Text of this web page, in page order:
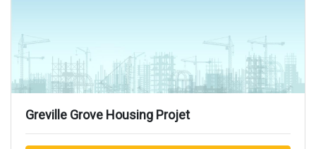
Greville Grove Housing Projet